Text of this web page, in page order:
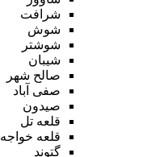
شرافت
شوش
شوشتر
شیبان
صالح شهر
صفی آباد
صیدون
قلعه تل
قلعه خواجه
گتوند